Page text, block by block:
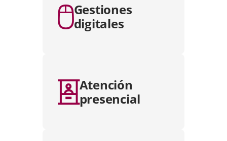
Gestiones
digitales
Atención
presencial